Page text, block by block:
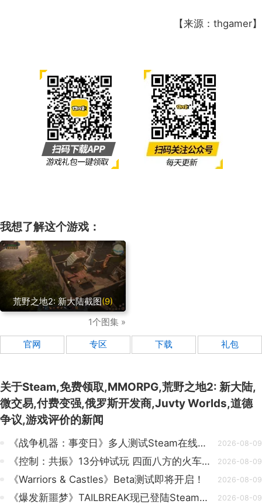
【来源：thgamer】
我想了解这个游戏：
荒野之地2: 新大陆截图(9)
1个图集 »
官网 专区 下载 礼包
关于Steam,免费领取,MMORPG,荒野之地2: 新大陆,
微交易,付费变强,俄罗斯开发商,Juvty Worlds,道德
争议,游戏评价的新闻
《战争机器：事变日》多人测试Steam在线峰值打破系列历史纪录 2026-08-09
《控制：共振》13分钟试玩 四面八方的火车有点酷 2026-08-09
《Warriors & Castles》Beta测试即将开启！ 2026-08-09
《爆发新噩梦》TAILBREAK现已登陆Steam、PS5及XBOX平台！ 2026-08-09